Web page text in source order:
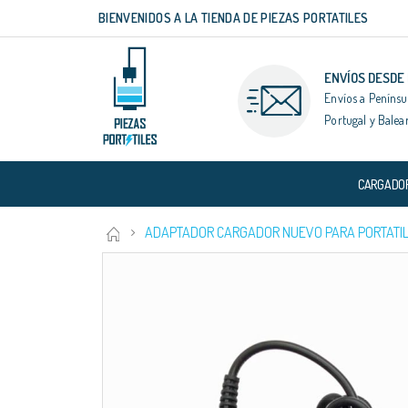
contenido
BIENVENIDOS A LA TIENDA DE PIEZAS PORTATILES
ENVÍOS
Envíos a
Portugal y
ADAPTADOR CARGADOR NUEVO PARA